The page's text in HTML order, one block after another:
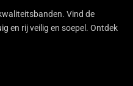
Vind de
en rij veilig en soepel. Ontdek